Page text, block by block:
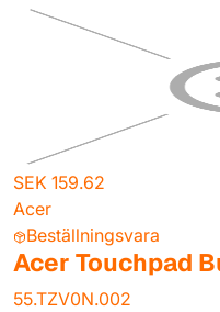
SEK 159.62
Acer
Beställningsvara
Acer Touchpad
55.TZV0N.002